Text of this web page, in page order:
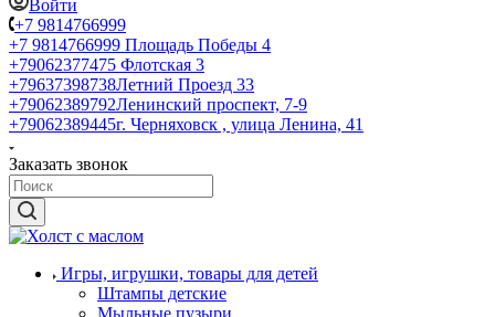
Войти
+7 9814766999
+7 9814766999 Площадь Победы 4
+79062377475 Флотская 3
+79637398738Летний Проезд 33
+79062389792Ленинский проспект, 7-9
+79062389445г. Черняховск , улица Ленина, 41
Заказать звонок
Игры, игрушки, товары для детей
Штампы детские
Мыльные пузыри